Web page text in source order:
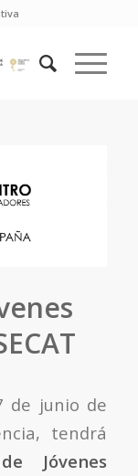
de junio de
tendrá
Jóvenes